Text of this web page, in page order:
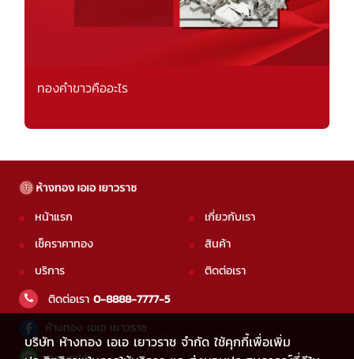
ทองคำขาวคืออะไร
บริษัท ห้างทอง เอเอ เยาวราช จำกัด ใช้คุกกี้เพื่อเพิ่ม
หน้าแรก
เช็คราคาทอง
บริการ
เกี่ยวกับเรา
สินค้า
ติดต่อเรา
ติดต่อเรา 0-8888-7777-5
ห้างทอง เอเอ เยาวราช